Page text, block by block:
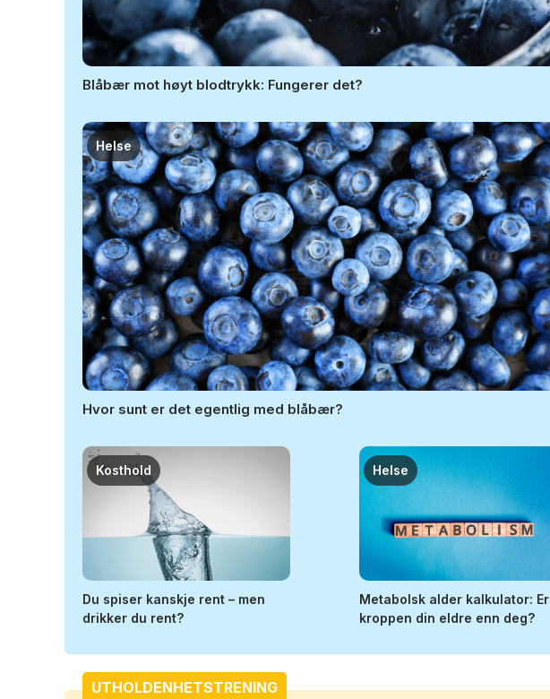
Blåbær mot høyt blodtrykk: Fungerer det?
Hvor sunt er det egentlig med blåbær?
Helse
Du spiser kanskje rent – men
drikker du rent?
Kosthold
Metabolsk alder kalkulator: Er
kroppen din eldre enn deg?
Helse
UTHOLDENHETSTRENING